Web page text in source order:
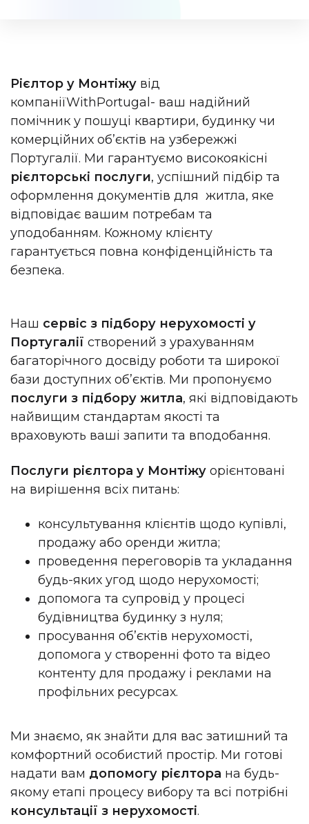
Рієлтор у Монтіжу від
компаніїWithPortugal - ваш надійний
помічник у пошуці квартири, будинку чи
комерційних об’єктів на узбережжі
Португалії. Ми гарантуємо високоякісні
рієлторські послуги, успішний підбір та
оформлення документів для житла, яке
відповідає вашим потребам та
уподобанням. Кожному клієнту
гарантується повна конфіденційність та
безпека.
Наш сервіс з підбору нерухомості у
Португалії створений з урахуванням
багаторічного досвіду роботи та широкої
бази доступних об’єктів. Ми пропонуємо
послуги з підбору житла, які відповідають
найвищим стандартам якості та
враховують ваші запити та вподобання.
Послуги рієлтора у Монтіжу орієнтовані
на вирішення всіх питань:
консультування клієнтів щодо купівлі,
продажу або оренди житла;
проведення переговорів та укладання
будь-яких угод щодо нерухомості;
допомога та супровід у процесі
будівництва будинку з нуля;
просування об’єктів нерухомості,
допомога у створенні фото та відео
контенту для продажу і реклами на
профільних ресурсах.
Ми знаємо, як знайти для вас затишний та
комфортний особистий простір. Ми готові
надати вам допомогу рієлтора на будь-
якому етапі процесу вибору та всі потрібні
консультації з нерухомості.